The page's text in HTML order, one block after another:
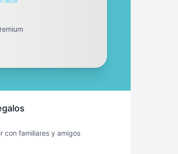
con familiares y amigos